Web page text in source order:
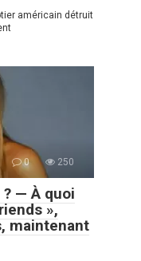
américain détruit
0 250
— À quoi
»,
maintenant